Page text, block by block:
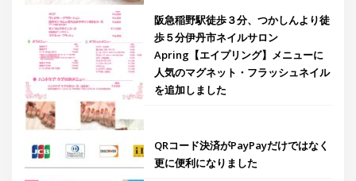
阪急稲野駅徒歩３分、つかしんより徒
歩５分伊丹市ネイルサロン
Apring【エイプリング】メニューに
人気のマグネット・フラッシュネイル
を追加しました
QRコード決済がPayPayだけではなく
更に便利になりました